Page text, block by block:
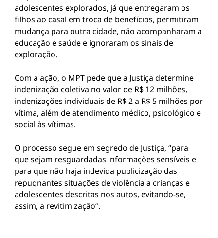
adolescentes explorados, já que entregaram os
filhos ao casal em troca de benefícios, permitiram
mudança para outra cidade, não acompanharam a
educação e saúde e ignoraram os sinais de
exploração.
Com a ação, o MPT pede que a Justiça determine
indenização coletiva no valor de R$ 12 milhões,
indenizações individuais de R$ 2 a R$ 5 milhões por
vítima, além de atendimento médico, psicológico e
social às vítimas.
O processo segue em segredo de Justiça, “para
que sejam resguardadas informações sensíveis e
para que não haja indevida publicização das
repugnantes situações de violência a crianças e
adolescentes descritas nos autos, evitando-se,
assim, a revitimização”.